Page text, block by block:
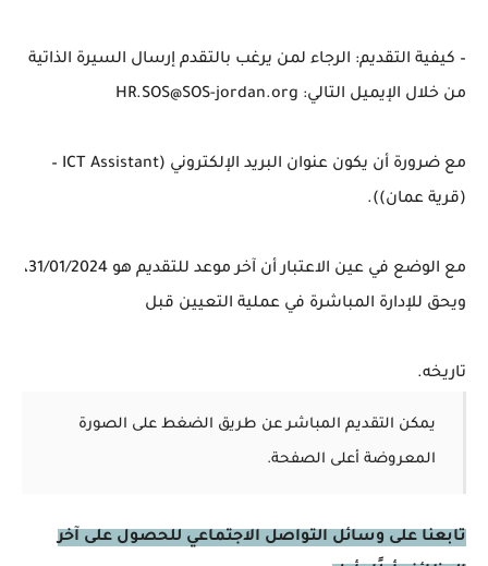
– كيفية التقديم: الرجاء لمن يرغب بالتقدم إرسال السيرة الذاتية
من خلال الإيميل التالي: HR.SOS@SOS-jordan.org
مع ضرورة أن يكون عنوان البريد الإلكتروني (ICT Assistant –
(قرية عمان)).
مع الوضع في عين الاعتبار أن آخر موعد للتقديم هو 31/01/2024،
ويحق للإدارة المباشرة في عملية التعيين قبل
تاريخه.
يمكن التقديم المباشر عن طريق الضغط على الصورة
المعروضة أعلى الصفحة.
تابعنا على وسائل التواصل الاجتماعي للحصول على آخر